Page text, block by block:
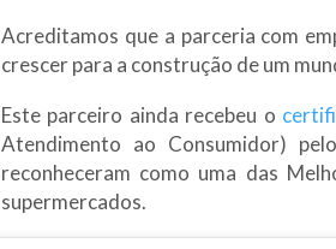
Acreditamos que a parceria com
crescer para a construção de um
Este parceiro ainda recebeu o
Atendimento ao Consumidor)
reconheceram como uma das
supermercados.